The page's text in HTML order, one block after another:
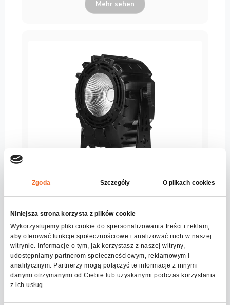
Zgoda Szczegóły O plikach cookies
Niniejsza strona korzysta z plików cookie
Wykorzystujemy pliki cookie do spersonalizowania treści i reklam,
aby oferować funkcje społecznościowe i analizować ruch w naszej
witrynie. Informacje o tym, jak korzystasz z naszej witryny,
udostępniamy partnerom społecznościowym, reklamowym i
analitycznym. Partnerzy mogą połączyć te informacje z innymi
danymi otrzymanymi od Ciebie lub uzyskanymi podczas korzystania
z ich usług.
Mehr sehen
PAR64 LED P300 UV
Serie:flashPRO
Mehr sehen